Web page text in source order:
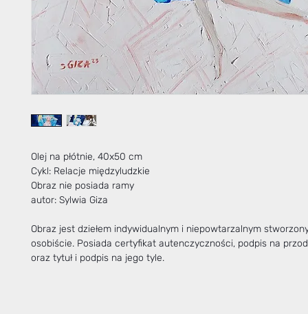
Olej na płótnie, 40x50 cm
Cykl: Relacje międzyludzkie
Obraz nie posiada ramy
autor: Sylwia Giza
Obraz jest dziełem indywidualnym i niepowtarzalnym
osobiście. Posiada certyfikat autenczyczności, podpis na
oraz tytuł i podpis na jego tyle.